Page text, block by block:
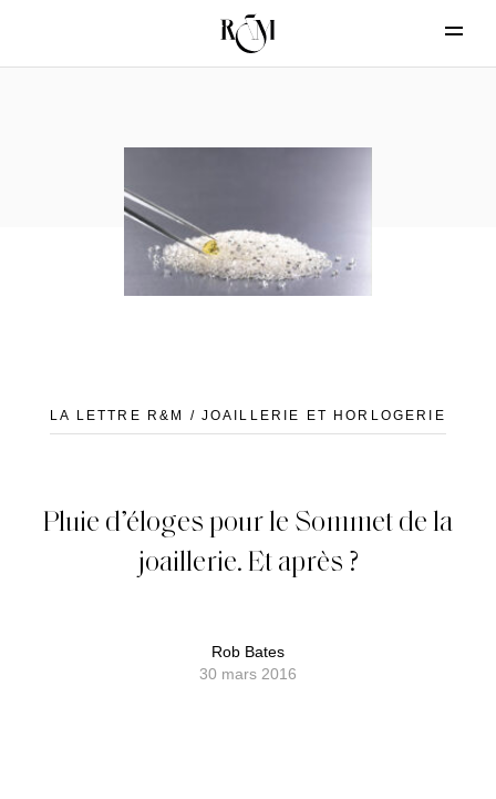
LA LETTRE R&M / JOAILLERIE ET HORLOGERIE
Pluie d’éloges pour le Sommet de la
joaillerie. Et après ?
Rob Bates
30 mars 2016